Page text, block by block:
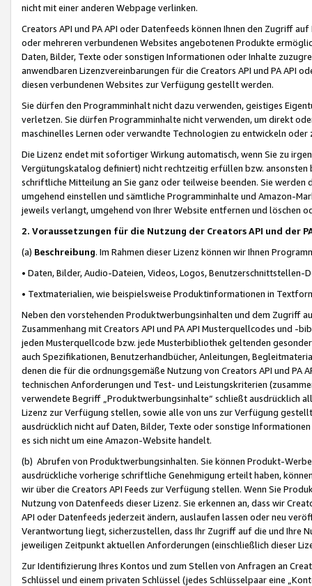
nicht mit einer anderen Webpage verlinken.
Creators API und PA API oder Datenfeeds können Ihnen den Zugriff
oder mehreren verbundenen Websites angebotenen Produkte
Daten, Bilder, Texte oder sonstigen Informationen oder Inhalte
anwendbaren Lizenzvereinbarungen für die Creators API und PA API
diesen verbundenen Websites zur Verfügung gestellt werden.
Sie dürfen den Programminhalt nicht dazu verwenden, geistiges
verletzen. Sie dürfen Programminhalte nicht verwenden, um direkt
maschinelles Lernen oder verwandte Technologien zu entwickeln
Die Lizenz endet mit sofortiger Wirkung automatisch, wenn Sie zu
Vergütungskatalog definiert) nicht rechtzeitig erfüllen bzw. ansonsten
schriftliche Mitteilung an Sie ganz oder teilweise beenden. Sie werden
umgehend einstellen und sämtliche Programminhalte und Amazon-
jeweils verlangt, umgehend von Ihrer Website entfernen und löschen
2. Voraussetzungen für die Nutzung der Creators API und der
(a) Beschreibung. Im Rahmen dieser Lizenz können wir Ihnen
• Daten, Bilder, Audio-Dateien, Videos, Logos, Benutzerschnittstellen-
• Textmaterialien, wie beispielsweise Produktinformationen in
Neben den vorstehenden Produktwerbungsinhalten und dem Zugriff
Zusammenhang mit Creators API und PA API Musterquellcodes und
jeden Musterquellcode bzw. jede Musterbibliothek geltenden
auch Spezifikationen, Benutzerhandbücher, Anleitungen,
denen die für die ordnungsgemäße Nutzung von Creators API und PA
technischen Anforderungen und Test- und Leistungskriterien
verwendete Begriff „Produktwerbungsinhalte“ schließt ausdrücklich
Lizenz zur Verfügung stellen, sowie alle von uns zur Verfügung
ausdrücklich nicht auf Daten, Bilder, Texte oder sonstige
es sich nicht um eine Amazon-Website handelt.
(b) Abrufen von Produktwerbungsinhalten. Sie können Produkt-
ausdrückliche vorherige schriftliche Genehmigung erteilt haben,
wir über die Creators API Feeds zur Verfügung stellen. Wenn Sie
Nutzung von Datenfeeds dieser Lizenz. Sie erkennen an, dass wir
API oder Datenfeeds jederzeit ändern, auslaufen lassen oder neu
Verantwortung liegt, sicherzustellen, dass Ihr Zugriff auf die und Ihre
jeweiligen Zeitpunkt aktuellen Anforderungen (einschließlich dieser
Zur Identifizierung Ihres Kontos und zum Stellen von Anfragen an
Schlüssel und einem privaten Schlüssel (jedes Schlüsselpaar eine